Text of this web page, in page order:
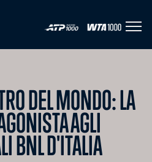
Apri
DEL MONDO: LA
AGLI
BNL D'ITALIA